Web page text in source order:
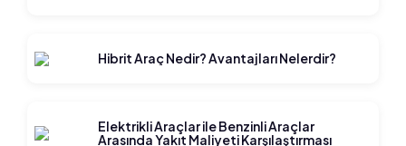
Hibrit Araç Nedir? Avantajları Nelerdir?
Elektrikli Araçlar ile Benzinli Araçlar
Arasında Yakıt Maliyeti Karşılaştırması